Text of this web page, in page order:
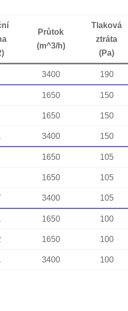
Průtok
(m^3/h)
Tlaková
ztráta
(Pa)
3400 190
1650 150
1650 150
3400 150
1650 105
1650 105
3400 105
1650 100
1650 100
3400 100